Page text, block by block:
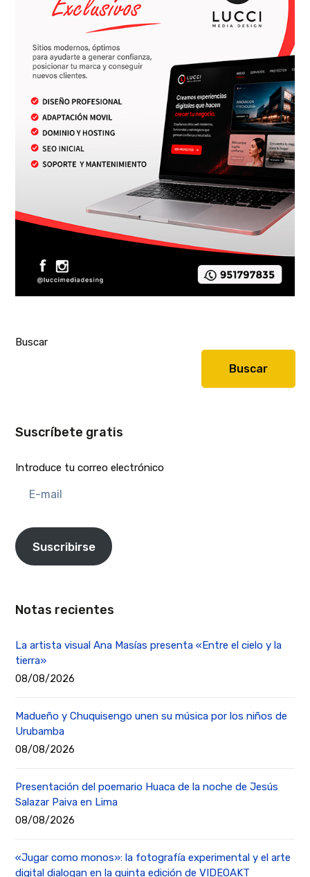
Buscar
Buscar
Suscríbete gratis
Introduce tu correo electrónico
mail
Suscribirse
Notas recientes
La artista visual Ana Masías presenta «Entre el cielo y la
tierra»
08/08/2026
Madueño y Chuquisengo unen su música por los niños de
Urubamba
08/08/2026
Presentación del poemario Huaca de la noche de Jesús
Salazar Paiva en Lima
08/08/2026
«Jugar como monos»: la fotografía experimental y el arte
digital dialogan en la quinta edición de VIDEOAKT